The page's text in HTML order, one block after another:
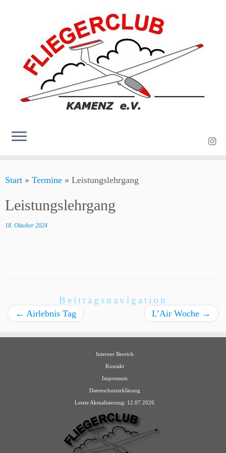
Inhalt
Start » Termine » Leistungslehrgang
Leistungslehrgang
18. Oktober 2024
Beitragsnavigation
← Airlebnis Tag L’Air Woche →
Interner Bereich
Kontakt
Impressum
Datenschutzerklärung
Letzte Aktualisierung: 12.07.2026